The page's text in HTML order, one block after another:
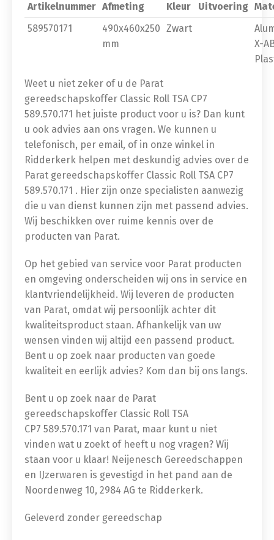
Artikelnummer Afmeting Kleur Uitvoering
589570171
490x460x250
mm
Zwart
X-
Weet u niet zeker of u de Parat
gereedschapskoffer Classic Roll TSA CP7
589.570.171 het juiste product voor u is? Dan kunt
u ook advies aan ons vragen. We kunnen u
telefonisch, per email, of in onze winkel in
Ridderkerk helpen met deskundig advies over de
Parat gereedschapskoffer Classic Roll TSA CP7
589.570.171 . Hier zijn onze specialisten aanwezig
die u van dienst kunnen zijn met passend advies.
Wij beschikken over ruime kennis over de
producten van Parat.
Op het gebied van service voor Parat producten
en omgeving onderscheiden wij ons in service en
klantvriendelijkheid. Wij leveren de producten
van Parat, omdat wij persoonlijk achter dit
kwaliteitsproduct staan. Afhankelijk van uw
wensen vinden wij altijd een passend product.
Bent u op zoek naar producten van goede
kwaliteit en eerlijk advies? Kom dan bij ons langs.
Bent u op zoek naar de Parat
gereedschapskoffer Classic Roll TSA
CP7 589.570.171 van Parat, maar kunt u niet
vinden wat u zoekt of heeft u nog vragen? Wij
staan voor u klaar! Neijenesch Gereedschappen
en IJzerwaren is gevestigd in het pand aan de
Noordenweg 10, 2984 AG te Ridderkerk.
Geleverd zonder gereedschap